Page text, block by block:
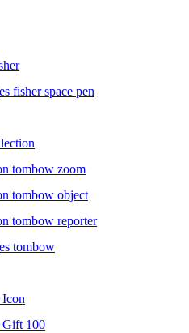
fisher space pen
tombow zoom
tombow object
tombow reporter
tombow
Icon
Gift 100